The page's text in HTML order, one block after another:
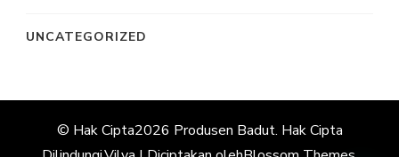
UNCATEGORIZED
© Hak Cipta2026 Produsen Badut. Hak Cipta